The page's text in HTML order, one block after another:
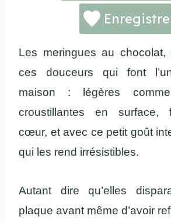
Les meringues au chocolat,
ces douceurs qui font
maison : légères
croustillantes en surface,
cœur, et avec ce petit goût
qui les rend irrésistibles.
Autant dire qu’elles
plaque avant même d’avoir